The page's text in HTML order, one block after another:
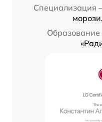
Специализация –
Образование